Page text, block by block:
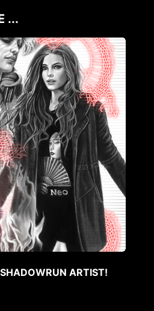
...
ARTIST!